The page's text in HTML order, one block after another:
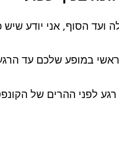
הסוף, אני יודע
במופע שלכם עד
לפני ההרים של